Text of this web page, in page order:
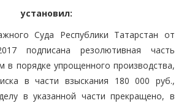
установил:
Суда Республики Татарстан от
подписана резолютивная часть
в порядке упрощенного производства,
в части взыскания 180 000 руб.,
в указанной части прекращено, в